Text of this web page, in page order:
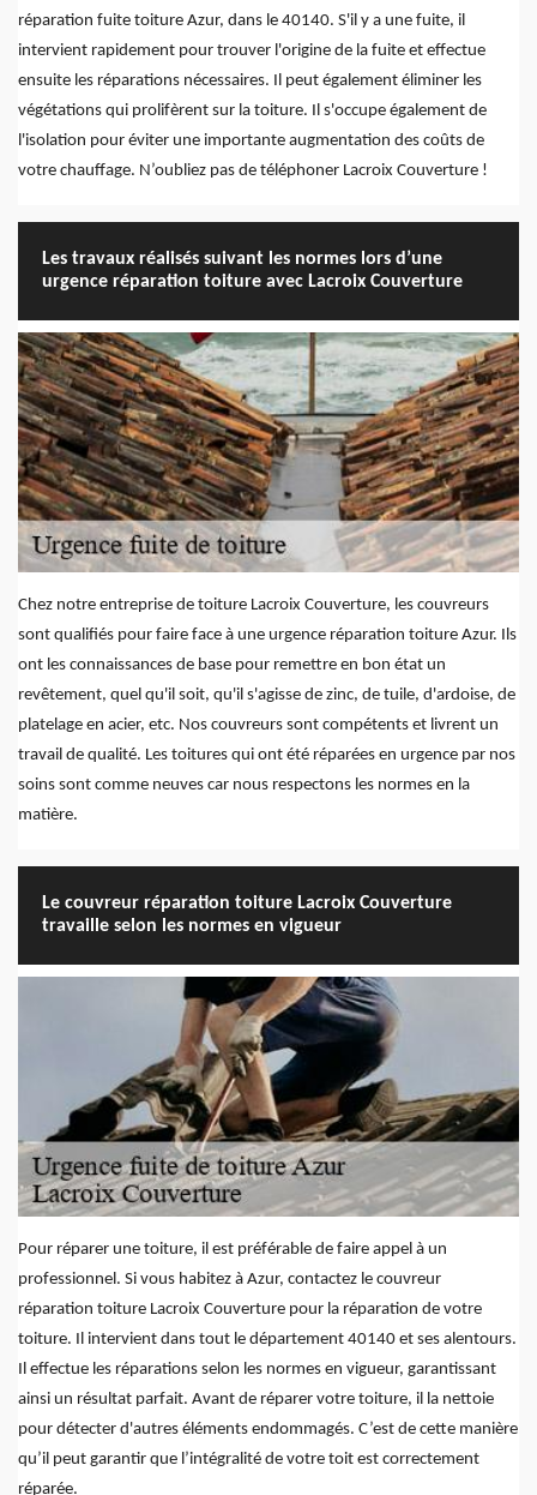
réparation fuite toiture Azur, dans le 40140. S'il y a une fuite, il
intervient rapidement pour trouver l'origine de la fuite et effectue
ensuite les réparations nécessaires. Il peut également éliminer les
végétations qui prolifèrent sur la toiture. Il s'occupe également de
l'isolation pour éviter une importante augmentation des coûts de
votre chauffage. N’oubliez pas de téléphoner Lacroix Couverture !
Les travaux réalisés suivant les normes lors d’une
urgence réparation toiture avec Lacroix Couverture
Chez notre entreprise de toiture Lacroix Couverture, les couvreurs
sont qualifiés pour faire face à une urgence réparation toiture Azur. Ils
ont les connaissances de base pour remettre en bon état un
revêtement, quel qu'il soit, qu'il s'agisse de zinc, de tuile, d'ardoise, de
platelage en acier, etc. Nos couvreurs sont compétents et livrent un
travail de qualité. Les toitures qui ont été réparées en urgence par nos
soins sont comme neuves car nous respectons les normes en la
matière.
Le couvreur réparation toiture Lacroix Couverture
travaille selon les normes en vigueur
Pour réparer une toiture, il est préférable de faire appel à un
professionnel. Si vous habitez à Azur, contactez le couvreur
réparation toiture Lacroix Couverture pour la réparation de votre
toiture. Il intervient dans tout le département 40140 et ses alentours.
Il effectue les réparations selon les normes en vigueur, garantissant
ainsi un résultat parfait. Avant de réparer votre toiture, il la nettoie
pour détecter d'autres éléments endommagés. C’est de cette manière
qu’il peut garantir que l’intégralité de votre toit est correctement
réparée.